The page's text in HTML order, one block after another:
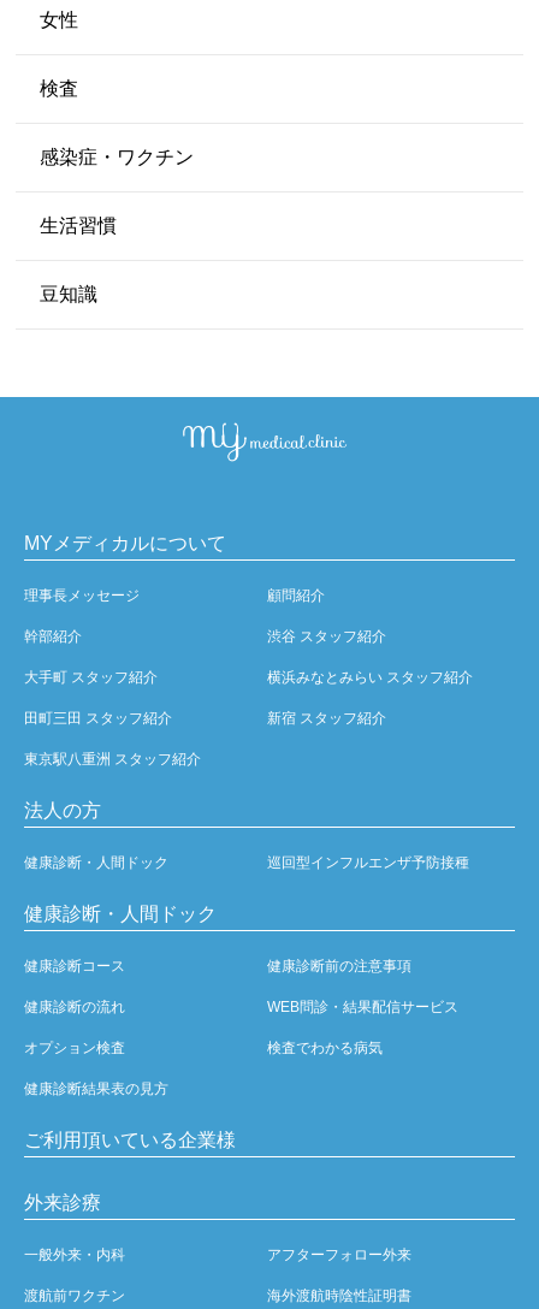
女性
検査
感染症・ワクチン
生活習慣
豆知識
MYメディカルについて
理事長メッセージ 顧問紹介
幹部紹介 渋谷 スタッフ紹介
大手町 スタッフ紹介 横浜みなとみらい スタッフ紹介
田町三田 スタッフ紹介 新宿 スタッフ紹介
東京駅八重洲 スタッフ紹介
法人の方
健康診断・人間ドック 巡回型インフルエンザ予防接種
健康診断・人間ドック
健康診断コース 健康診断前の注意事項
健康診断の流れ WEB問診・結果配信サービス
オプション検査 検査でわかる病気
健康診断結果表の見方
ご利用頂いている企業様
外来診療
一般外来・内科 アフターフォロー外来
渡航前ワクチン 海外渡航時陰性証明書